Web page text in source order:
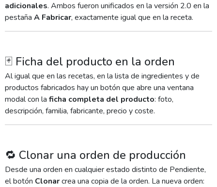
adicionales. Ambos fueron unificados en la versión 2.0 en la
pestaña A Fabricar, exactamente igual que en la receta.
🃏 Ficha del producto en la orden
Al igual que en las recetas, en la lista de ingredientes y de
productos fabricados hay un botón que abre una ventana
modal con la ficha completa del producto: foto,
descripción, familia, fabricante, precio y coste.
🔁 Clonar una orden de producción
Desde una orden en cualquier estado distinto de Pendiente,
el botón Clonarcrea una copia de la orden. La nueva orden: